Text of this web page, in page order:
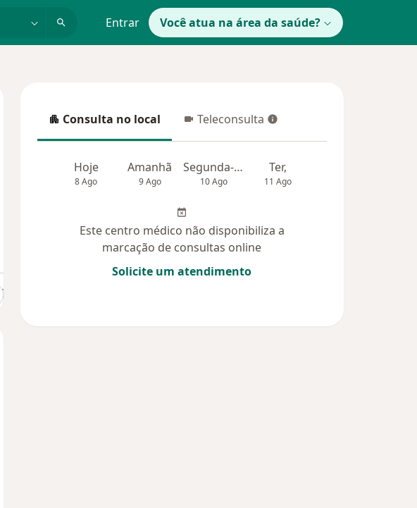
Entrar Você atua na área da saúde?
Opiniões (227)
Consulta no local
Consulta no local Teleconsulta
Teleconsulta
Hoje
8 Ago
Amanhã
9 Ago
Segunda-feira
10 Ago
Ter,
11 Ago
Este centro médico não disponibiliza a
marcação de consultas online
Solicite um atendimento